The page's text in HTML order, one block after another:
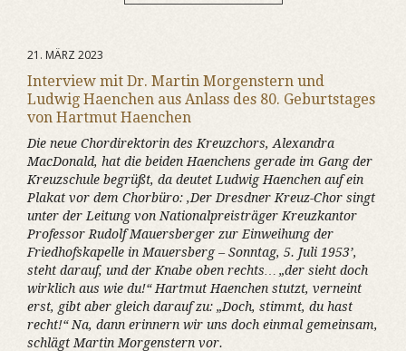
21. MÄRZ 2023
Interview mit Dr. Martin Morgenstern und
Ludwig Haenchen aus Anlass des 80. Geburtstages
von Hartmut Haenchen
Die neue Chordirektorin des Kreuzchors, Alexandra
MacDonald, hat die beiden Haenchens gerade im Gang der
Kreuzschule begrüßt, da deutet Ludwig Haenchen auf ein
Plakat vor dem Chorbüro: ‚Der Dresdner Kreuz-Chor singt
unter der Leitung von Nationalpreisträger Kreuzkantor
Professor Rudolf Mauersberger zur Einweihung der
Friedhofskapelle in Mauersberg – Sonntag, 5. Juli 1953’,
steht darauf, und der Knabe oben rechts… „der sieht doch
wirklich aus wie du!“ Hartmut Haenchen stutzt, verneint
erst, gibt aber gleich darauf zu: „Doch, stimmt, du hast
recht!“ Na, dann erinnern wir uns doch einmal gemeinsam,
schlägt Martin Morgenstern vor.